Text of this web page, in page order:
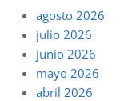
agosto 2026
julio 2026
junio 2026
mayo 2026
abril 2026